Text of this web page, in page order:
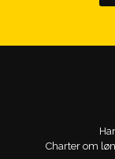
Charter om